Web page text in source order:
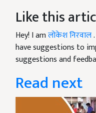
Like this
Hey! I amलोकेश निरवाल
have suggestions to
suggestions and
Read next